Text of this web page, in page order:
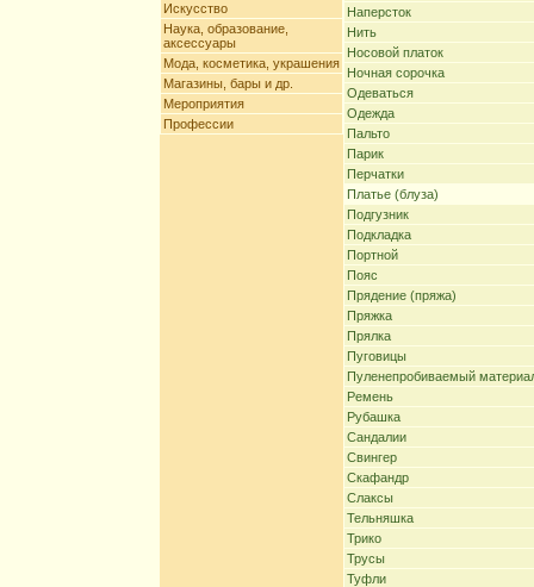
Искусство
Наука, образование,
аксессуары
Мода, косметика, украшения
Магазины, бары и др.
Мероприятия
Профессии
Наперсток
Нить
Носовой платок
Ночная сорочка
Одеваться
Одежда
Пальто
Парик
Перчатки
Платье (блуза)
Подгузник
Подкладка
Портной
Пояс
Прядение (пряжа)
Пряжка
Прялка
Пуговицы
Пуленепробиваемый
Ремень
Рубашка
Сандалии
Свингер
Скафандр
Слаксы
Тельняшка
Трико
Трусы
Туфли